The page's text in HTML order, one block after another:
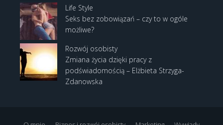
Life Style
Seks bez zobowiązań – czy to w ogóle
możliwe?
Rozwój osobisty
Zmiana życia dzięki pracy z
podświadomością – Elżbieta Strzyga-
Zdanowska